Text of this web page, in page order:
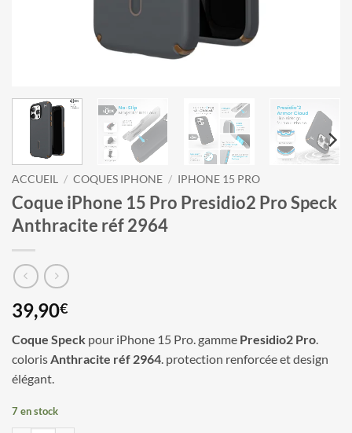
ACCUEIL / COQUES IPHONE / IPHONE 15 PRO
Coque iPhone 15 Pro Presidio2 Pro Speck
Anthracite réf 2964
39,90€
Coque Speck pour iPhone 15 Pro. gamme Presidio2 Pro.
colorisAnthracite réf 2964. protection renforcée et design
élégant.
7 en stock